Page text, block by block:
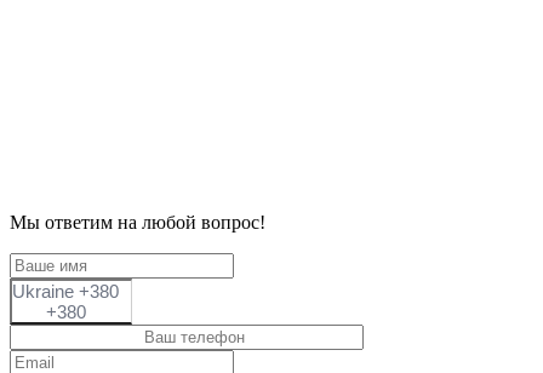
Мы ответим на любой вопрос!
Ukraine +380
+380